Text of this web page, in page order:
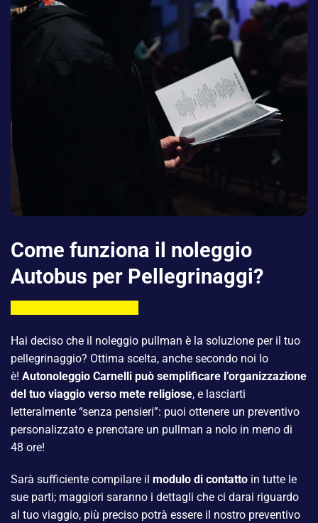
Come funziona il noleggio
Autobus per Pellegrinaggi?
Hai deciso che il noleggio pullman è la soluzione per il tuo
pellegrinaggio? Ottima scelta, anche secondo noi lo
è! Autonoleggio Carnelli può semplificare l’organizzazione
del tuo viaggio verso mete religiose, e lasciarti
letteralmente “senza pensieri”: puoi ottenere un preventivo
personalizzato e prenotare un pullman a nolo in meno di
48 ore!
Sarà sufficiente compilare il modulo di contatto in tutte le
sue parti; maggiori saranno i dettagli che ci darai riguardo
al tuo viaggio, più preciso potrà essere il nostro preventivo